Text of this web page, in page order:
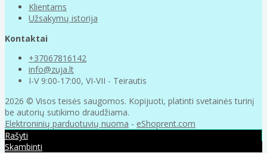
Klientams
Užsakymų istorija
Kontaktai
+37067816142
info@zuja.lt
I-V 9:00-17:00, VI-VII - Teirautis
2026 © Visos teisės saugomos. Kopijuoti, platinti svetainės turinį
be autorių sutikimo draudžiama.
Elektroninių parduotuvių nuoma - eShoprent.com
Rašyti
Skambinti